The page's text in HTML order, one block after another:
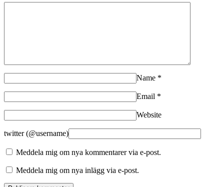
Name *
Email *
Website
twitter (@username)
Meddela mig om nya kommentarer via e-post.
Meddela mig om nya inlägg via e-post.